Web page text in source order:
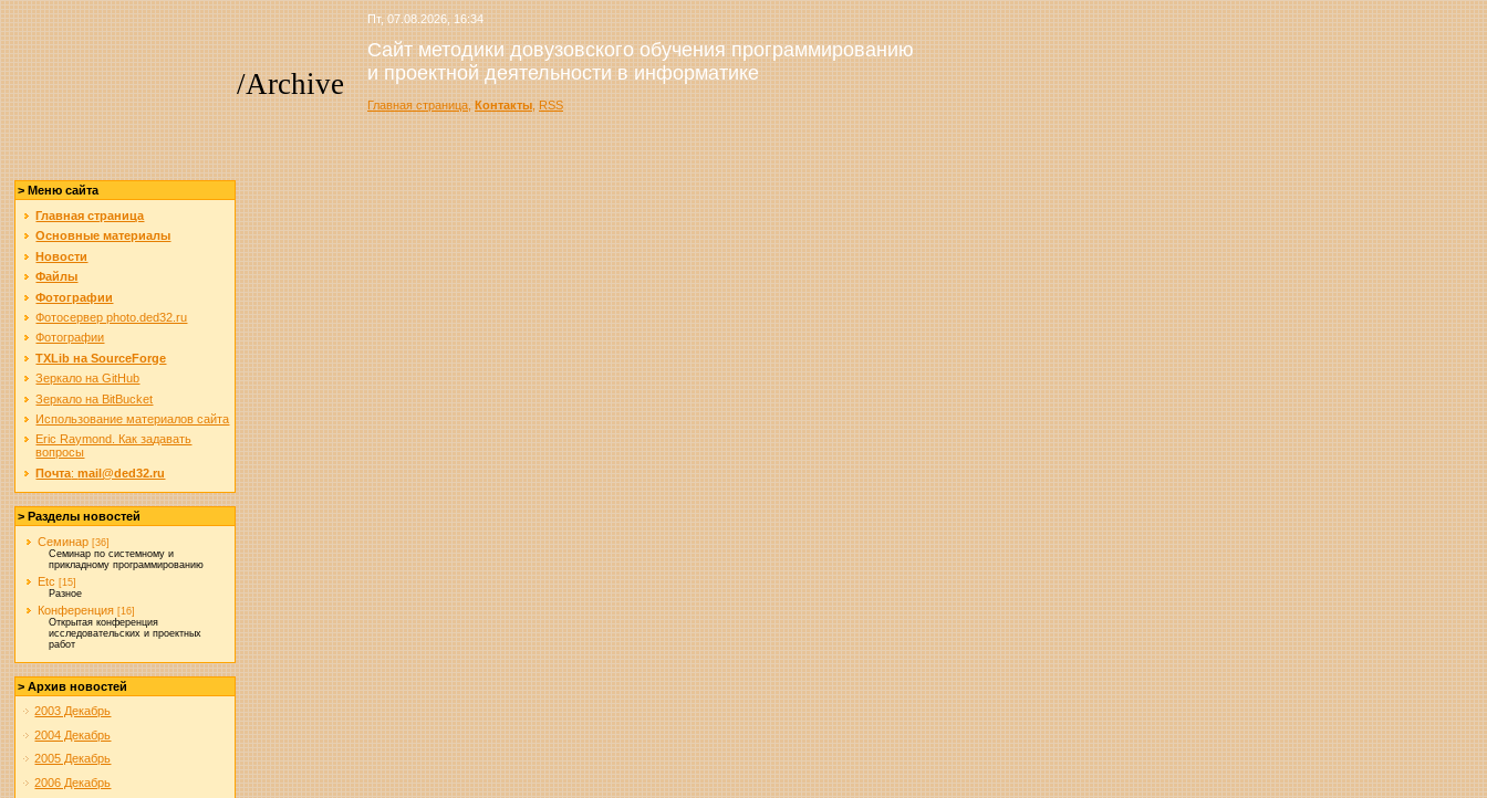
/Archive
Пт, 07.08.2026, 16:34
Сайт методики довузовского обучения программированию
и проектной деятельности в информатике
Главная страница,Контакты,RSS
> Меню сайта
Главная страница
Основные материалы
Новости
Файлы
Фотографии
Фотосервер photo.ded32.ru
Фотографии
TXLib на SourceForge
Зеркало на GitHub
Зеркало на BitBucket
Использование материалов сайта
Eric Raymond. Как задавать
вопросы
Почта:mail@ded32.ru
> Разделы новостей
Семинар [36]
Семинар по системному и
прикладному программированию
Etc [15]
Разное
Конференция [16]
Открытая конференция
исследовательских и проектных
работ
> Архив новостей
2003 Декабрь
2004 Декабрь
2005 Декабрь
2006 Декабрь